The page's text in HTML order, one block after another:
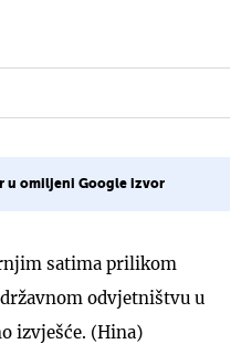
u omiljeni Google izvor
satima prilikom
odvjetništvu u
izvješće. (Hina)